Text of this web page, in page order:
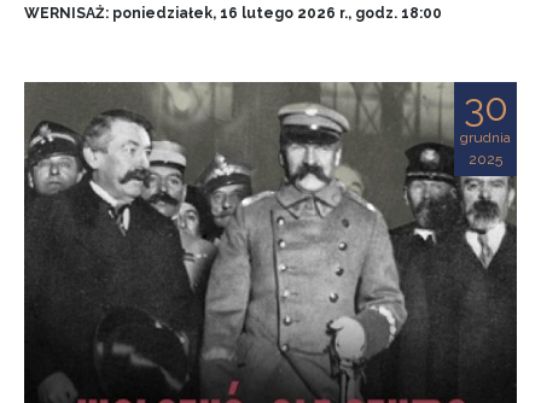
WERNISAŻ: poniedziałek, 16 lutego 2026 r., godz. 18:00
30
grudnia
2025